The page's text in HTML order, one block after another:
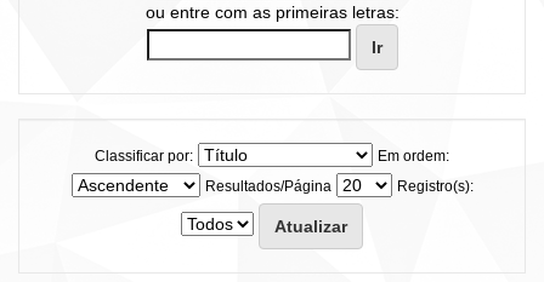
ou entre com as primeiras letras:
Classificar por:
Em ordem:
Resultados/Página
Registro(s):